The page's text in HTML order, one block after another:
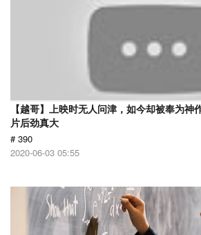
【越哥】上映时无人问津，如今却被奉为神
片后劲真大
# 390
2020-06-03 05:55